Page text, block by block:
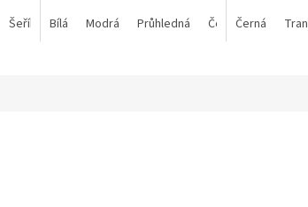
Oranžová 0,2 l Červená 0,2 l Průhledná 0,3 l Modrá
Šeříková Mátová Lískový oříšek Chrpová
Bílá Modrá Průhledná ČervenáČerná